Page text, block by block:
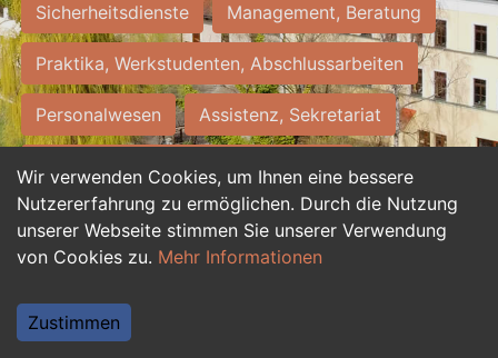
Wir verwenden Cookies, um Ihnen eine bessere
Nutzererfahrung zu ermöglichen. Durch die Nutzung
unserer Webseite stimmen Sie unserer Verwendung
von Cookies zu. Mehr Informationen
Zustimmen
Sicherheitsdienste Management, Beratung
Praktika, Werkstudenten, Abschlussarbeiten
Personalwesen Assistenz, Sekretariat
Hilfskräfte, Aushilfs- und Nebenjobs
Einkauf, Logistik, Materialwirtschaft
Weiterbildung, Studium, duale Ausbildung
Tourismus